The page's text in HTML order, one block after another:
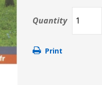
Quantity
Print